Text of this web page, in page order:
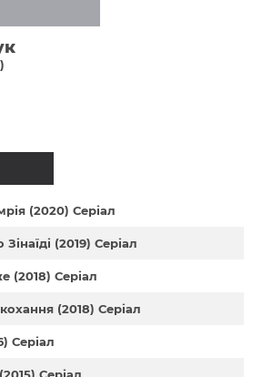
(2020) Серіал
(2019) Серіал
(2018) Серіал
(2018) Серіал
Серіал